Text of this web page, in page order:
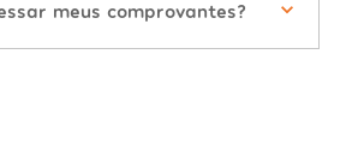
meus comprovantes?